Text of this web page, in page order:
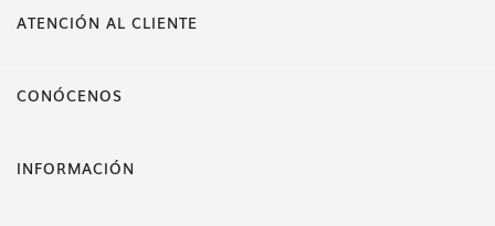
ATENCIÓN AL CLIENTE
CONÓCENOS
INFORMACIÓN